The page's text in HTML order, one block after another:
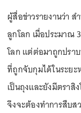
ผู้สื่อข่าวรายงานว่า ส
ลูกโลก เมื่อประมาณ
โลก แต่ต่อมาถูกปรา
ที่ถูกจับกุมได้ในระย
เป็นถุงและยังมีตราสิ
จึงจะต้องทำการสืบส